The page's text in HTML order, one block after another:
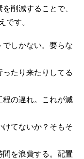
削減することで、
です。
しかない。要らな
たり来たりしてる
の遅れ。これが減
てないか？そもそ
を浪費する。配置